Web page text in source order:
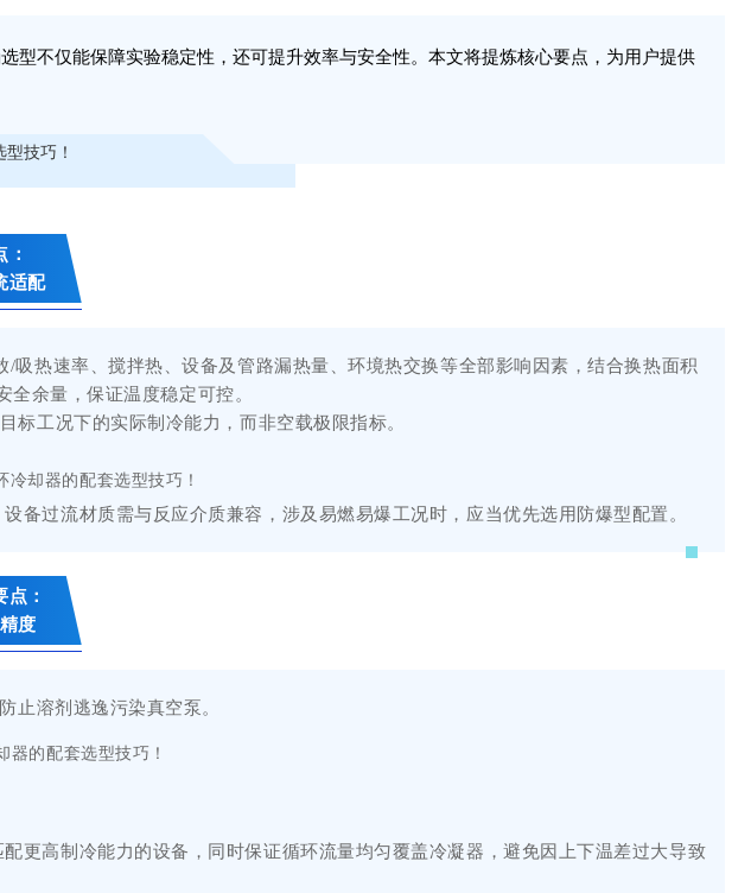
不仅能保障实验稳定性，还可提升效率与安全性。本文将提炼核心要点，为用户提供
适配
热速率、搅拌热、设备及管路漏热量、环境热交换等全部影响因素，结合换热面积
余量，保证温度稳定可控。
工况下的实际制冷能力，而非空载极限指标。
备过流材质需与反应介质兼容，涉及易燃易爆工况时，应当优先选用防爆型配置。
：
度
止溶剂逃逸污染真空泵。
更高制冷能力的设备，同时保证循环流量均匀覆盖冷凝器，避免因上下温差过大导致